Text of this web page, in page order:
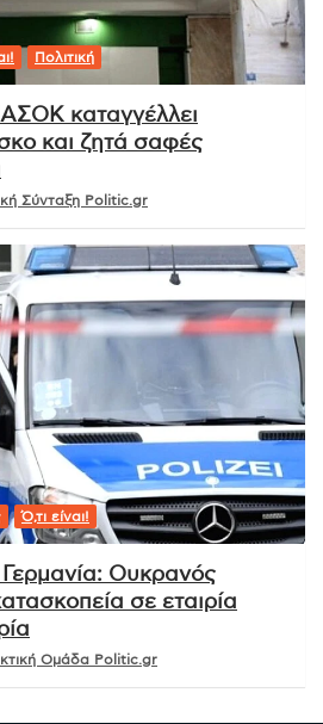
Πολιτική
καταγγέλλει
και ζητά σαφές
Σύνταξη Politic.gr
Ό,τι είναι!
Ουκρανός
σε εταιρία
Ομάδα Politic.gr